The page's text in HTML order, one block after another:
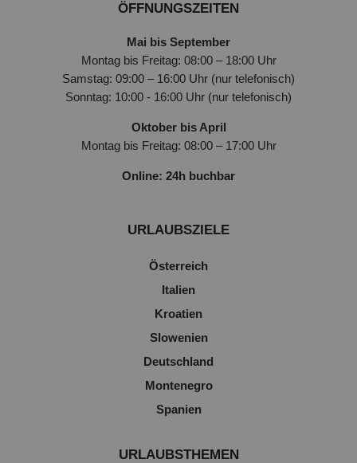
ÖFFNUNGSZEITEN
Mai bis September
Montag bis Freitag: 08:00 – 18:00 Uhr
Samstag: 09:00 – 16:00 Uhr (nur telefonisch)
Sonntag: 10:00 - 16:00 Uhr (nur telefonisch)
Oktober bis April
Montag bis Freitag: 08:00 – 17:00 Uhr
Online: 24h buchbar
URLAUBSZIELE
Österreich
Italien
Kroatien
Slowenien
Deutschland
Montenegro
Spanien
URLAUBSTHEMEN